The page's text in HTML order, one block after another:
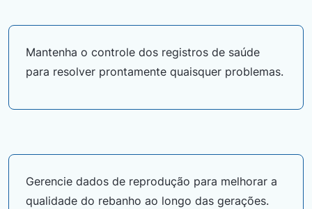
Mantenha o controle dos registros de saúde
para resolver prontamente quaisquer problemas.
Gerencie dados de reprodução para melhorar a
qualidade do rebanho ao longo das gerações.